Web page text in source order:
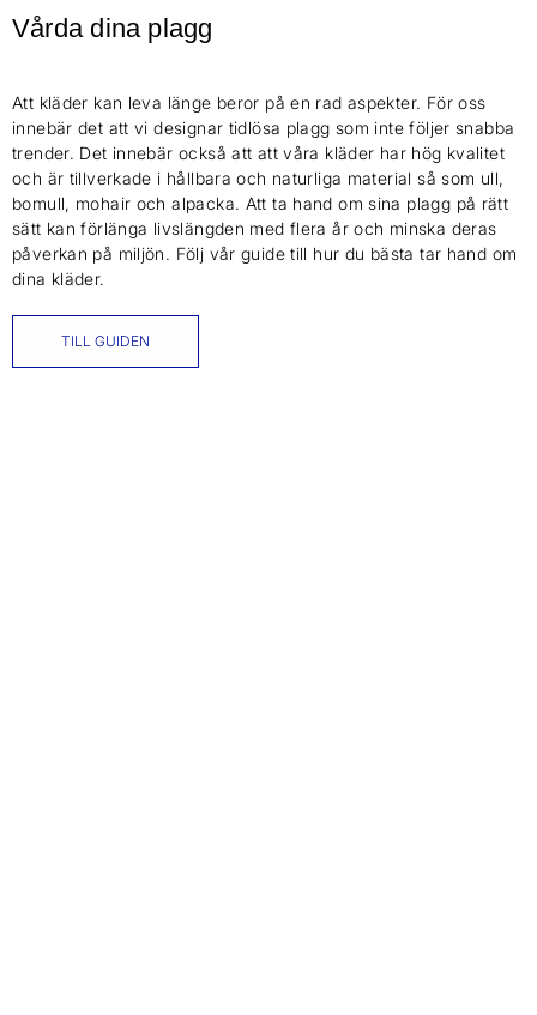
Vårda dina plagg
Att kläder kan leva länge beror på en rad aspekter. För oss
innebär det att vi designar tidlösa plagg som inte följer snabba
trender. Det innebär också att att våra kläder har hög kvalitet
och är tillverkade i hållbara och naturliga material så som ull,
bomull, mohair och alpacka. Att ta hand om sina plagg på rätt
sätt kan förlänga livslängden med flera år och minska deras
påverkan på miljön. Följ vår guide till hur du bästa tar hand om
dina kläder.
TILL GUIDEN